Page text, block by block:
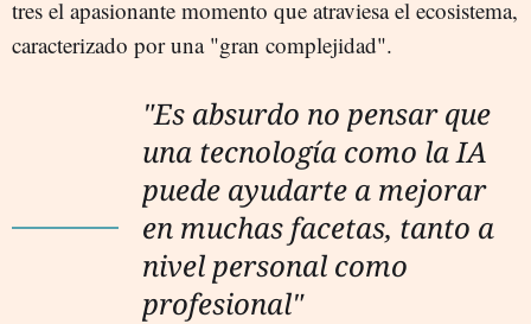
tres el apasionante momento que atraviesa el ecosistema,
caracterizado por una "gran complejidad".
"Es absurdo no pensar que
una tecnología como la IA
puede ayudarte a mejorar
en muchas facetas, tanto a
nivel personal como
profesional"